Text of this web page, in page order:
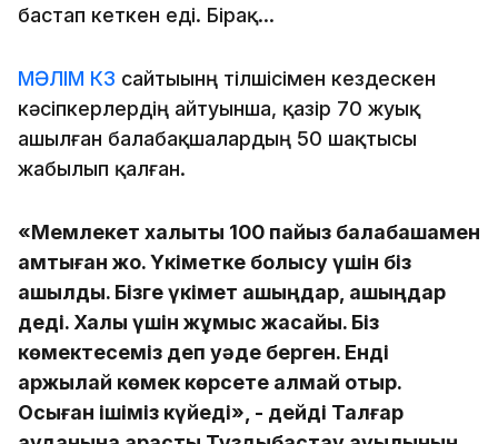
бастап кеткен еді. Бірақ...
МӘЛІМ КЗ сайтыынң тілшісімен кездескен
кәсіпкерлердің айтуынша, қазір 70 жуық
ашылған балабақшалардың 50 шақтысы
жабылып қалған.
«Мемлекет халықты 100 пайыз балабақшамен
қамтыған жоқ. Үкіметке болысу үшін біз
ашылдық. Бізге үкімет ашыңдар, ашыңдар
деді. Халық үшін жұмыс жасайық. Біз
көмектесеміз деп уәде берген. Енді
қаржылай көмек көрсете алмай отыр.
Осыған ішіміз күйеді», - дейді Талғар